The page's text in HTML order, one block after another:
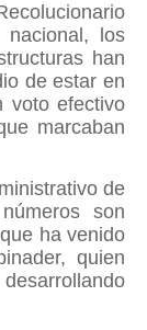
los
han
de estar en
voto efectivo
marcaban
de
son
ha venido
quien